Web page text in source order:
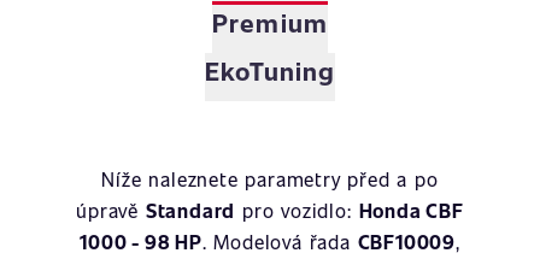
Premium
EkoTuning
Níže naleznete parametry před a po
úpravě Standard pro vozidlo: Honda CBF
1000 - 98 HP. Modelová řada CBF10009,